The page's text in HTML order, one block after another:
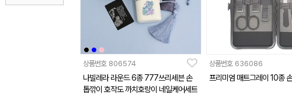
상품번호 806574
나빌레라 라운드 6종 777쓰리세븐 손
톱깎이 호작도 까치호랑이 네일케어세트
상품번호 636086
프리미엄 매트그레이 10종